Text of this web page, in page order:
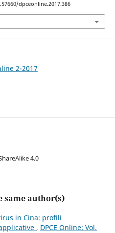
dpceonline.2017.386
2-2017
4.0
same author(s)
in Cina: profili
, DPCE Online: Vol.